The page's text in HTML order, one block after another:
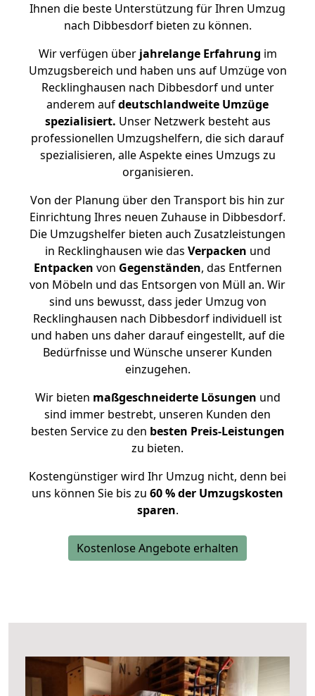
Ihnen die beste Unterstützung für Ihren Umzug
nach Dibbesdorf bieten zu können.
Wir verfügen überjahrelange Erfahrung im
Umzugsbereich und haben uns auf Umzüge von
Recklinghausen nach Dibbesdorf und unter
anderem aufdeutschlandweite Umzüge
spezialisiert. Unser Netzwerk besteht aus
professionellen Umzugshelfern, die sich darauf
spezialisieren, alle Aspekte eines Umzugs zu
organisieren.
Von der Planung über den Transport bis hin zur
Einrichtung Ihres neuen Zuhause in Dibbesdorf.
Die Umzugshelfer bieten auch Zusatzleistungen
in Recklinghausen wie das Verpacken und
Entpacken von Gegenständen, das Entfernen
von Möbeln und das Entsorgen von Müll an. Wir
sind uns bewusst, dass jeder Umzug von
Recklinghausen nach Dibbesdorf individuell ist
und haben uns daher darauf eingestellt, auf die
Bedürfnisse und Wünsche unserer Kunden
einzugehen.
Wir bieten maßgeschneiderte Lösungen und
sind immer bestrebt, unseren Kunden den
besten Service zu den besten Preis-Leistungen
zu bieten.
Kostengünstiger wird Ihr Umzug nicht, denn bei
uns können Sie bis zu 60 % der Umzugskosten
sparen.
Kostenlose Angebote erhalten